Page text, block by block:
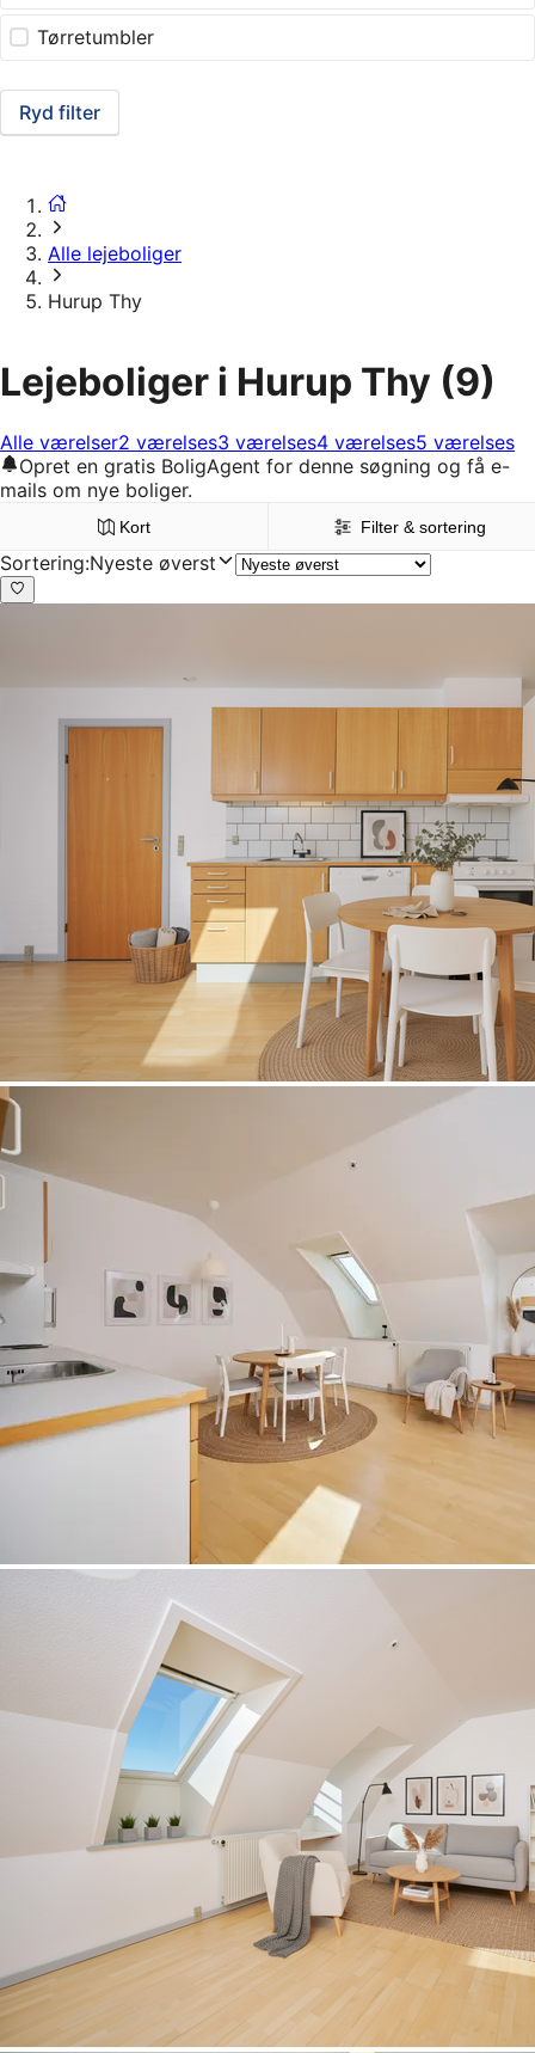
Tørretumbler
Ryd filter
Alle lejeboliger
Hurup Thy
Lejeboliger i Hurup Thy (9)
Alle værelser2 værelses3 værelses4 værelses5 værelses
Opret en gratis BoligAgent for denne søgning og få e-
mails om nye boliger.
Kort Filter & sortering
Sortering:Nyeste øverst